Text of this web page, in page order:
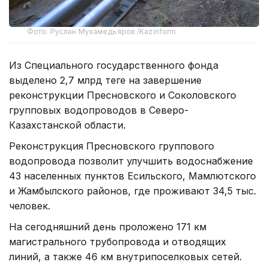
Фото: Руслан Мухамедьяров /Kazinform
Из Специального государственного фонда
выделено 2,7 млрд теңге на завершение
реконструкции Пресновского и Соколовского
групповых водопроводов в Северо-
Казахстанской области.
Реконструкция Пресновского группового
водопровода позволит улучшить водоснабжение
43 населенных пунктов Есильского, Мамлютского
и Жамбылского районов, где проживают 34,5 тыс.
человек.
На сегодняшний день проложено 171 км
магистрального трубопровода и отводящих
линий, а также 46 км внутрипоселковых сетей.